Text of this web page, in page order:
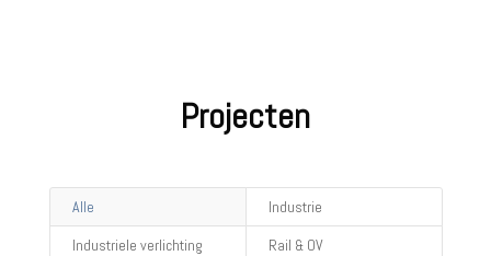
Projecten
Alle
Industrie
Industriele verlichting
Rail & OV